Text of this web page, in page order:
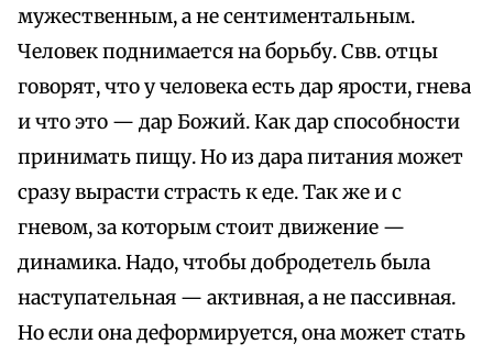
мужественным, а не сентиментальным.
Человек поднимается на борьбу. Свв. отцы
говорят, что у человека есть дар ярости, гнева
и что это — дар Божий. Как дар способности
принимать пищу. Но из дара питания может
сразу вырасти страсть к еде. Так же и с
гневом, за которым стоит движение —
динамика. Надо, чтобы добродетель была
наступательная — активная, а не пассивная.
Но если она деформируется, она может стать